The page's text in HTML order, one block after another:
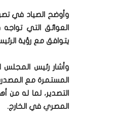
وأوضح الصياد في
العوائق التي
يتوافق مع رؤية
وأشار رئيس المجلس
المستمرة مع
التصدير، لما له من
المصري في الخارج.